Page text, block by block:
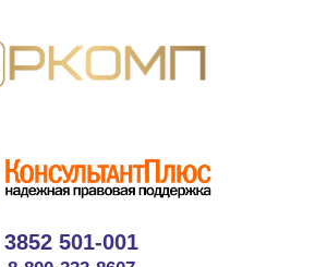
3852 501-001